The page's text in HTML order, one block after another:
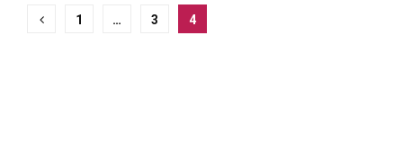
1 … 3 4